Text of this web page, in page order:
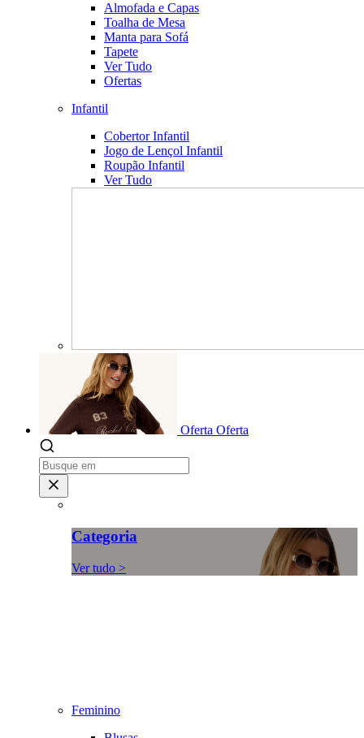
Almofada e Capas
Toalha de Mesa
Manta para Sofá
Tapete
Ver Tudo
Ofertas
Infantil
Cobertor Infantil
Jogo de Lençol Infantil
Roupão Infantil
Ver Tudo
Oferta Oferta
Categoria
Ver tudo >
Feminino